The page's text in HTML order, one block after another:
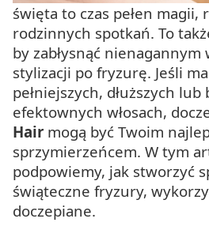
święta to czas pełen magii,
rodzinnych spotkań. To
by zabłysnąć nienagannym
stylizacji po fryzurę. Jeśli
pełniejszych, dłuższych lub
efektownych włosach,
Hair mogą być Twoim
sprzymierzeńcem. W tym
podpowiemy, jak stworzyć
świąteczne fryzury,
doczepiane.